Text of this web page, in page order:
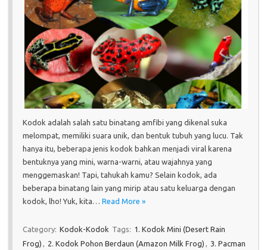
Kodok adalah salah satu binatang amfibi yang dikenal suka
melompat, memiliki suara unik, dan bentuk tubuh yang lucu. Tak
hanya itu, beberapa jenis kodok bahkan menjadi viral karena
bentuknya yang mini, warna-warni, atau wajahnya yang
menggemaskan! Tapi, tahukah kamu? Selain kodok, ada
beberapa binatang lain yang mirip atau satu keluarga dengan
kodok, lho! Yuk, kita… Read More »
Category: Kodok-Kodok Tags: 1. Kodok Mini (Desert Rain
Frog)
2. Kodok Pohon Berdaun (Amazon Milk Frog) 3. Pacman